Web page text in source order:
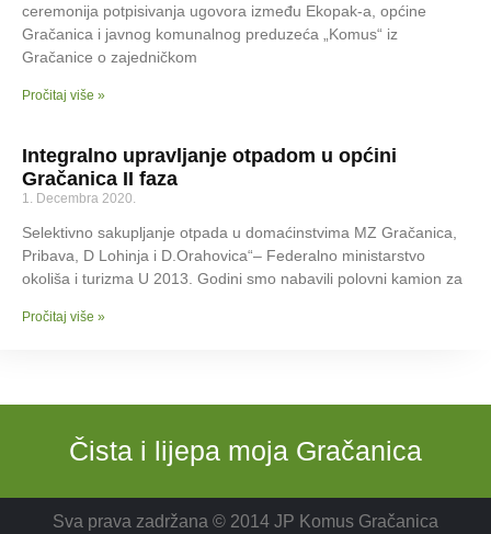
ceremonija potpisivanja ugovora između Ekopak-a, općine
Gračanica i javnog komunalnog preduzeća „Komus“ iz
Gračanice o zajedničkom
Pročitaj više »
Integralno upravljanje otpadom u općini
Gračanica II faza
1. Decembra 2020.
Selektivno sakupljanje otpada u domaćinstvima MZ Gračanica,
Pribava, D Lohinja i D.Orahovica“– Federalno ministarstvo
okoliša i turizma U 2013. Godini smo nabavili polovni kamion za
Pročitaj više »
Čista i lijepa moja Gračanica
Sva prava zadržana © 2014 JP Komus Gračanica